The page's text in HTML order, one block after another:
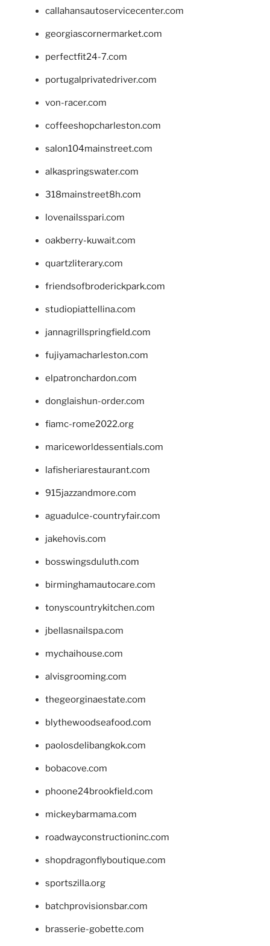
callahansautoservicecenter.com
georgiascornermarket.com
perfectfit24-7.com
portugalprivatedriver.com
von-racer.com
coffeeshopcharleston.com
salon104mainstreet.com
alkaspringswater.com
318mainstreet8h.com
lovenailsspari.com
oakberry-kuwait.com
quartzliterary.com
friendsofbroderickpark.com
studiopiattellina.com
jannagrillspringfield.com
fujiyamacharleston.com
elpatronchardon.com
donglaishun-order.com
fiamc-rome2022.org
mariceworldessentials.com
lafisheriarestaurant.com
915jazzandmore.com
aguadulce-countryfair.com
jakehovis.com
bosswingsduluth.com
birminghamautocare.com
tonyscountrykitchen.com
jbellasnailspa.com
mychaihouse.com
alvisgrooming.com
thegeorginaestate.com
blythewoodseafood.com
paolosdelibangkok.com
bobacove.com
phoone24brookfield.com
mickeybarmama.com
roadwayconstructioninc.com
shopdragonflyboutique.com
sportszilla.org
batchprovisionsbar.com
brasserie-gobette.com